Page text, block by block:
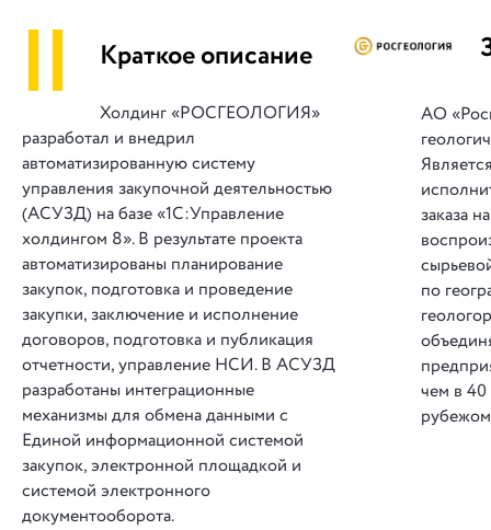
|| Краткое описание
Холдинг «РОСГЕОЛОГИЯ»
разработал и внедрил
автоматизированную систему
управления закупочной деятельностью
(АСУЗД) на базе «1С:Управление
холдингом 8». В результате проекта
автоматизированы планирование
закупок, подготовка и проведение
закупки, заключение и исполнение
договоров, подготовка и публикация
отчетности, управление НСИ. В АСУЗД
разработаны интеграционные
механизмы для обмена данными с
Единой информационной системой
закупок, электронной площадкой и
системой электронного
документооборота.
АО
заказа
по
чем в